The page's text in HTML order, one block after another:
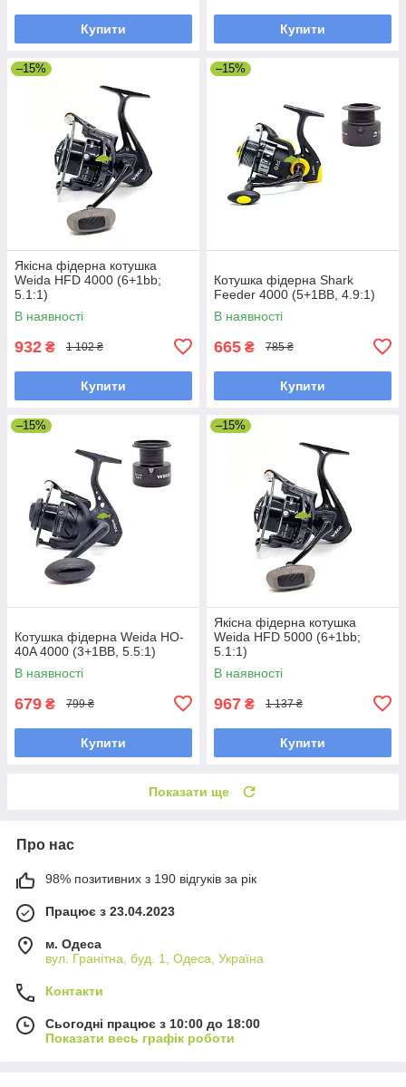
Купити Купити
–15%
Якісна фідерна котушка
Weida HFD 4000 (6+1bb;
5.1:1)
В наявності
932 ₴ 1 102 ₴
Купити
–15%
Котушка фідерна Shark
Feeder 4000 (5+1BB, 4.9:1)
В наявності
665 ₴ 785 ₴
Купити
–15%
Котушка фідерна Weida HO-
40A 4000 (3+1BB, 5.5:1)
В наявності
679 ₴ 799 ₴
Купити
–15%
Якісна фідерна котушка
Weida HFD 5000 (6+1bb;
5.1:1)
В наявності
967 ₴ 1 137 ₴
Купити
Показати ще
Про нас
98% позитивних з 190 відгуків за рік
Працює з 23.04.2023
м. Одеса
вул. Гранітна, буд. 1, Одеса, Україна
Контакти
Сьогодні працює з 10:00 до 18:00
Показати весь графік роботи